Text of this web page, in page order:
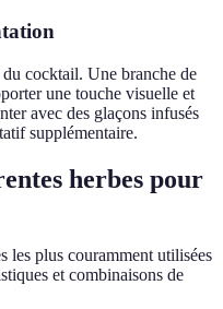
cocktail. Une branche de
une touche visuelle et
avec des glaçons infusés
supplémentaire.
herbes pour
les plus couramment utilisées
et combinaisons de